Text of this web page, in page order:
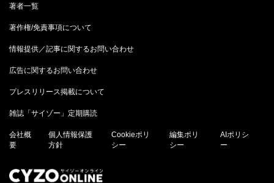
著者一覧
著作権/免責事項について
情報提供／記事に関するお問い合わせ
広告に関するお問い合わせ
プレスリリース掲載について
雑誌「サイゾー」定期購読
会社概
要
個人情報保護
方針
Cookieポリ
シー
編集ポリ
シー
AIポリシ
ー